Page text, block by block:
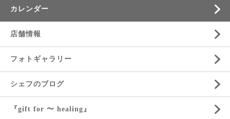
カレンダー
店舗情報
フォトギャラリー
シェフのブログ
『gift for 〜 healing』